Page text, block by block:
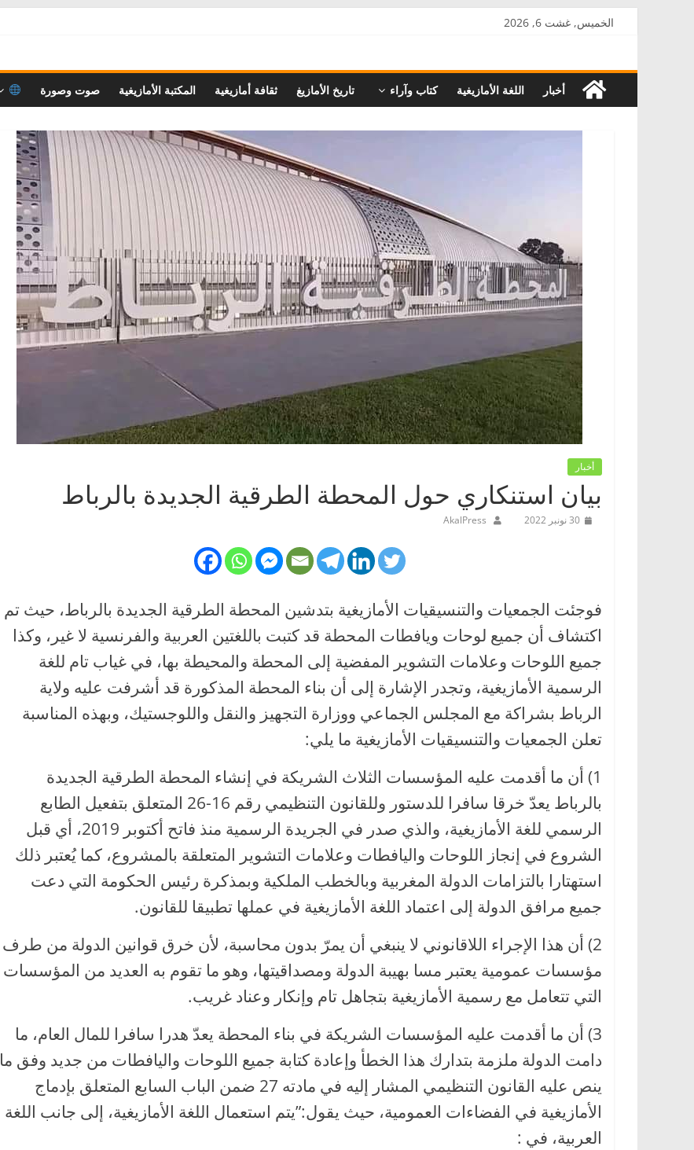
الخميس, غشت 6, 2026
AkalPress
منبر
أخبار اللغة الأمازيغية كتاب وآراء تاريخ الأمازيغ ثقافة أمازيغية المكتبة الأمازيغية صوت وصورة
أخبار
بيان استنكاري حول المحطة الطرقية الجديدة بالرباط
30 نونبر 2022 AkalPress
فوجئت الجمعيات والتنسيقيات الأمازيغية بتدشين المحطة الطرقية الجديدة بالرباط، حيث تم
اكتشاف أن جميع لوحات ويافطات المحطة قد كتبت باللغتين العربية والفرنسية لا غير، وكذا
جميع اللوحات وعلامات التشوير المفضية إلى المحطة والمحيطة بها، في غياب تام للغة
الرسمية الأمازيغية، وتجدر الإشارة إلى أن بناء المحطة المذكورة قد أشرفت عليه ولاية
الرباط بشراكة مع المجلس الجماعي ووزارة التجهيز والنقل واللوجستيك، وبهذه المناسبة
تعلن الجمعيات والتنسيقيات الأمازيغية ما يلي:
1) أن ما أقدمت عليه المؤسسات الثلاث الشريكة في إنشاء المحطة الطرقية الجديدة
بالرباط يعدّ خرقا سافرا للدستور وللقانون التنظيمي رقم 16-26 المتعلق بتفعيل الطابع
الرسمي للغة الأمازيغية، والذي صدر في الجريدة الرسمية منذ فاتح أكتوبر 2019، أي قبل
الشروع في إنجاز اللوحات واليافطات وعلامات التشوير المتعلقة بالمشروع، كما يُعتبر ذلك
استهتارا بالتزامات الدولة المغربية وبالخطب الملكية وبمذكرة رئيس الحكومة التي دعت
جميع مرافق الدولة إلى اعتماد اللغة الأمازيغية في عملها تطبيقا للقانون.
2) أن هذا الإجراء اللاقانوني لا ينبغي أن يمرّ بدون محاسبة، لأن خرق قوانين الدولة من طرف
مؤسسات عمومية يعتبر مسا بهيبة الدولة ومصداقيتها، وهو ما تقوم به العديد من المؤسسات
التي تتعامل مع رسمية الأمازيغية بتجاهل تام وإنكار وعناد غريب.
3) أن ما أقدمت عليه المؤسسات الشريكة في بناء المحطة يعدّ هدرا سافرا للمال العام، ما
دامت الدولة ملزمة بتدارك هذا الخطأ وإعادة كتابة جميع اللوحات واليافطات من جديد وفق ما
ينص عليه القانون التنظيمي المشار إليه في مادته 27 ضمن الباب السابع المتعلق بإدماج
الأمازيغية في الفضاءات العمومية، حيث يقول:”يتم استعمال اللغة الأمازيغية، إلى جانب اللغة
العربية، في :